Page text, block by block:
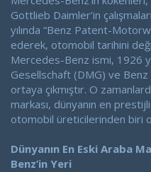
Gottlieb Daimler’in
yılında “Benz Patent-
ederek, otomobil tarihini
Mercedes-Benz ismi, 1926
Gesellschaft (DMG) ve
ortaya çıkmıştır. O
markası, dünyanın en
otomobil üreticilerinden biri
Dünyanın En Eski Araba
Benz’in Yeri